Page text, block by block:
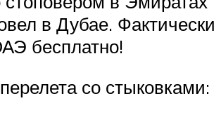
в Дубае. Фактически
бесплатно!
со стыковками: